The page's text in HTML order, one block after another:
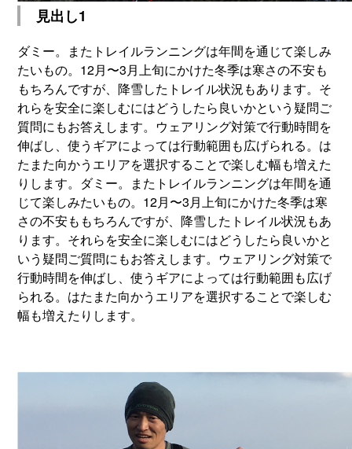
見出し1
ダミー。またトレイルランニングは年間を通じて楽しみ
たいもの。12月〜3月上旬にかけた冬季は寒さの不安も
もちろんですが、降雪したトレイル状況もあります。そ
れらを安全に楽しむにはどうしたら良いかという疑問ご
質問にもお答えします。ウェアリング対策で行動時間を
伸ばし、使うギアによっては行動範囲も広げられる。は
たまた向かうエリアを選択することで楽しむ幅も増えた
りします。ダミー。またトレイルランニングは年間を通
じて楽しみたいもの。12月〜3月上旬にかけた冬季は寒
さの不安ももちろんですが、降雪したトレイル状況もあ
ります。それらを安全に楽しむにはどうしたら良いかと
いう疑問ご質問にもお答えします。ウェアリング対策で
行動時間を伸ばし、使うギアによっては行動範囲も広げ
られる。はたまた向かうエリアを選択することで楽しむ
幅も増えたりします。